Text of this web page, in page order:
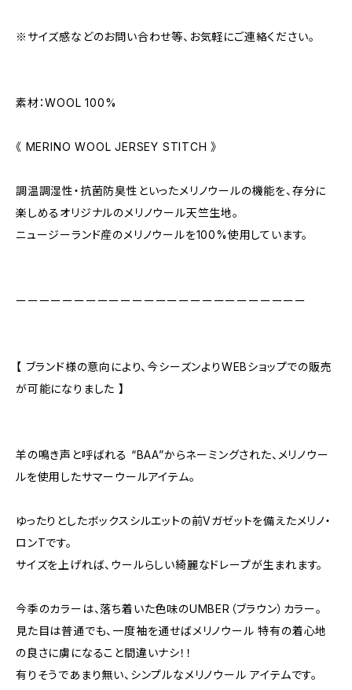
※サイズ感などのお問い合わせ等、お気軽にご連絡ください。
素材：WOOL 100%
《 MERINO WOOL JERSEY STITCH 》
調温調湿性・抗菌防臭性といったメリノウールの機能を、存分に
楽しめるオリジナルのメリノウール天竺生地。
ニュージーランド産のメリノウールを100%使用しています。
ーーーーーーーーーーーーーーーーーーーーーーーーー
【 ブランド様の意向により、今シーズンよりWEBショップでの販売
が可能になりました 】
羊の鳴き声と呼ばれる “BAA”からネーミングされた、メリノウー
ルを使用したサマーウールアイテム。
ゆったりとしたボックスシルエットの前Vガゼットを備えたメリノ・
ロンTです。
サイズを上げれば、ウールらしい綺麗なドレープが生まれます。
今季のカラーは、落ち着いた色味のUMBER（ブラウン）カラー。
見た目は普通でも、一度袖を通せばメリノウール 特有の着心地
の良さに虜になること間違いナシ！！
有りそうであまり無い、シンプルなメリノウール アイテムです。